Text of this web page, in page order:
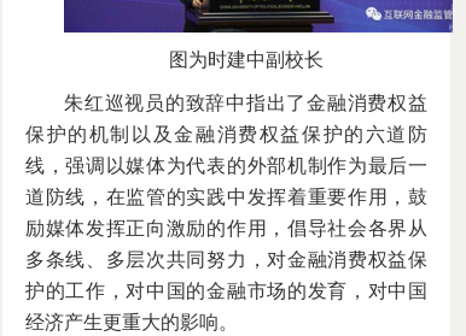
图为时建中副校长
朱红巡视员的致辞中指出了金融消费权益
保护的机制以及金融消费权益保护的六道防
线，强调以媒体为代表的外部机制作为最后一
道防线，在监管的实践中发挥着重要作用，鼓
励媒体发挥正向激励的作用，倡导社会各界从
多条线、多层次共同努力，对金融消费权益保
护的工作，对中国的金融市场的发育，对中国
经济产生更重大的影响。